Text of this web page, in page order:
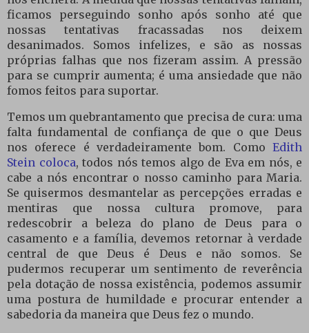
ficamos perseguindo sonho após sonho até que
nossas tentativas fracassadas nos deixem
desanimados. Somos infelizes, e são as nossas
próprias falhas que nos fizeram assim. A pressão
para se cumprir aumenta; é uma ansiedade que não
fomos feitos para suportar.
Temos um quebrantamento que precisa de cura: uma
falta fundamental de confiança de que o que Deus
nos oferece é verdadeiramente bom. Como Edith
Stein coloca, todos nós temos algo de Eva em nós, e
cabe a nós encontrar o nosso caminho para Maria.
Se quisermos desmantelar as percepções erradas e
mentiras que nossa cultura promove, para
redescobrir a beleza do plano de Deus para o
casamento e a família, devemos retornar à verdade
central de que Deus é Deus e não somos. Se
pudermos recuperar um sentimento de reverência
pela dotação de nossa existência, podemos assumir
uma postura de humildade e procurar entender a
sabedoria da maneira que Deus fez o mundo.